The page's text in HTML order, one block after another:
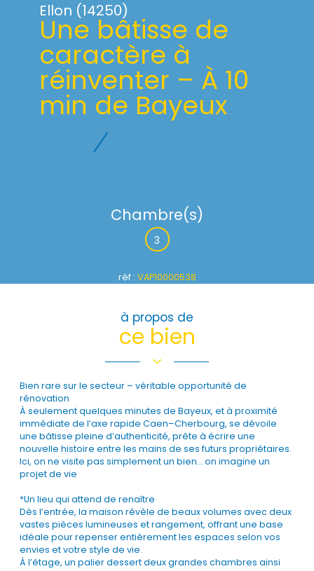
Ellon (14250)
Une bâtisse de
caractère à
réinventer – À 10
min de Bayeux
Chambre(s)
3
réf : VAP10000538
à propos de
ce bien
Bien rare sur le secteur – véritable opportunité de
rénovation
À seulement quelques minutes de Bayeux, et à proximité
immédiate de l’axe rapide Caen–Cherbourg, se dévoile
une bâtisse pleine d’authenticité, prête à écrire une
nouvelle histoire entre les mains de ses futurs propriétaires.
Ici, on ne visite pas simplement un bien… on imagine un
projet de vie
*Un lieu qui attend de renaître
Dès l’entrée, la maison révèle de beaux volumes avec deux
vastes pièces lumineuses et rangement, offrant une base
idéale pour repenser entièrement les espaces selon vos
envies et votre style de vie.
À l’étage, un palier dessert deux grandes chambres ainsi